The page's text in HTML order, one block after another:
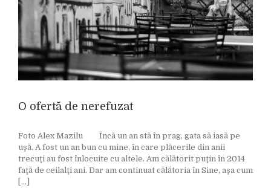
O ofertă de nerefuzat
Foto Alex Mazilu Încă un an stă în prag, gata să iasă pe
uşă. A fost un an bun cu mine, în care plăcerile din anii
trecuţi au fost înlocuite cu altele. Am călătorit puţin în 2014
faţă de ceilalţi ani. Dar am continuat călătoria în Sine, aşa cum
[...]